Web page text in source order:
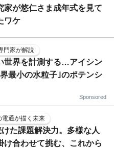
家が悠仁さま成年式を見て
ワケ
門家が解説
世界を計測する…アイシン
最小の水粒子｣のポテンシ
Sponsored
通が描く未来
た課題解決力。多様な人
け合わせて挑む、これから